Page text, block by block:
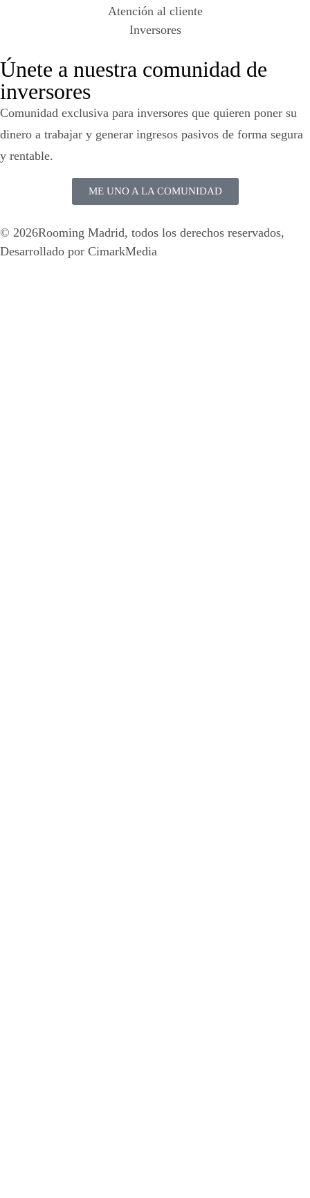
Atención al cliente
Inversores
Únete a nuestra comunidad de
inversores
Comunidad exclusiva para inversores que quieren poner su
dinero a trabajar y generar ingresos pasivos de forma segura
y rentable.
ME UNO A LA COMUNIDAD
© 2026Rooming Madrid, todos los derechos reservados,
Desarrollado por CimarkMedia